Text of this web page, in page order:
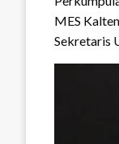
MES
Sekretaris